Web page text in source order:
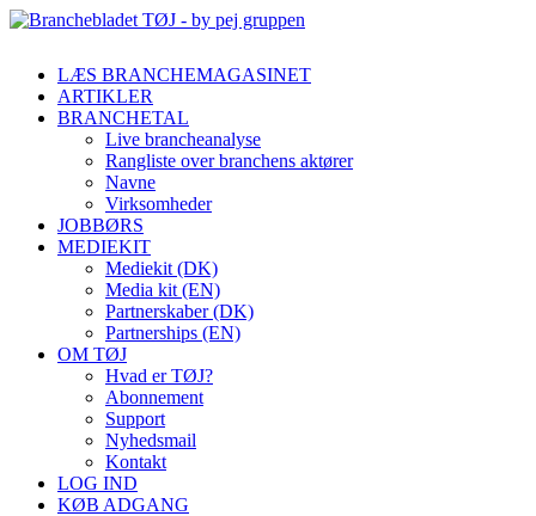
LÆS BRANCHEMAGASINET
ARTIKLER
BRANCHETAL
Live brancheanalyse
Rangliste over branchens aktører
Navne
Virksomheder
JOBBØRS
MEDIEKIT
Mediekit (DK)
Media kit (EN)
Partnerskaber (DK)
Partnerships (EN)
OM TØJ
Hvad er TØJ?
Abonnement
Support
Nyhedsmail
Kontakt
LOG IND
KØB ADGANG